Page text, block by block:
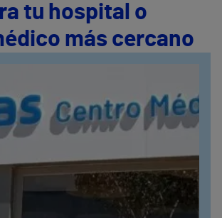
tu hospital o
más cercano